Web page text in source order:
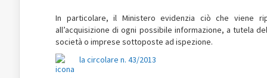
In particolare, il Ministero evidenzia ciò che viene
all’acquisizione di ogni possibile informazione, a tutela
società o imprese sottoposte ad ispezione.
la circolare n. 43/2013